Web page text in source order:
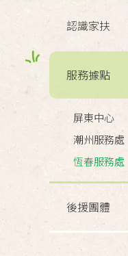
認識家扶
服務據點
屏東中心
潮州服務處
恆春服務處
後援團體